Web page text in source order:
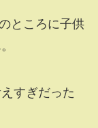
ところに子供
すぎだった